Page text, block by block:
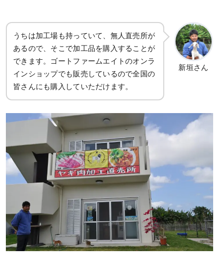
うちは加工場も持っていて、無人直売所が
あるので、そこで加工品を購入することが
できます。ゴートファームエイトのオンラ
インショップでも販売しているので全国の
皆さんにも購入していただけます。
新垣さん